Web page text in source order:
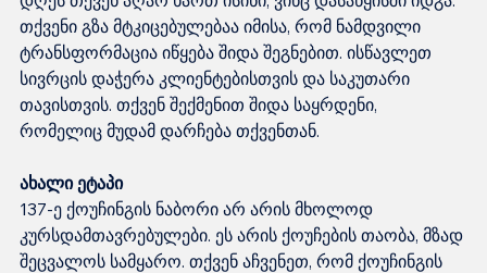
თქვენი გზა მტკიცებულებაა იმისა, რომ ნამდვილი
ტრანსფორმაცია იწყება შიდა შეგნებით. ისწავლეთ
სივრცის დაჭერა კლიენტებისთვის და საკუთარი
თავისთვის. თქვენ შექმენით შიდა საყრდენი,
რომელიც მუდამ დარჩება თქვენთან.
ახალი ეტაპი
137-ე ქოუჩინგის ნაბორი არ არის მხოლოდ
კურსდამთავრებულები. ეს არის ქოუჩების თაობა, მზად
შეცვალოს სამყარო. თქვენ აჩვენეთ, რომ ქოუჩინგის